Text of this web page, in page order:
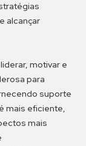
alcançar
motivar e
para
suporte
mais eficiente,
mais